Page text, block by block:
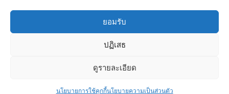
ยอมรับ
ปฏิเสธ
ดูรายละเอียด
นโยบายการใช้คุกกี้นโยบายความเป็นส่วนตัว
สมุทรปราการ
1,500฿
©Copyright loco24park.com, 2017. All Rights
Reserved.